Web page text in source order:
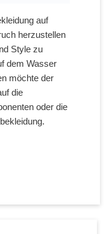
auf
herzustellen
Style zu
dem Wasser
möchte der
die
oder die